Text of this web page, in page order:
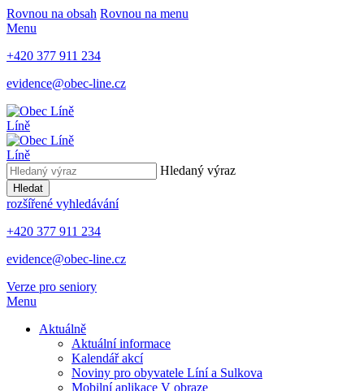
Rovnou na obsah Rovnou na menu
Menu
+420 377 911 234
evidence@obec-line.cz
Líně
Líně
Hledaný výraz
Hledat
rozšířené vyhledávání
+420 377 911 234
evidence@obec-line.cz
Verze pro seniory
Menu
Aktuálně
Aktuální informace
Kalendář akcí
Noviny pro obyvatele Líní a Sulkova
Mobilní aplikace V obraze